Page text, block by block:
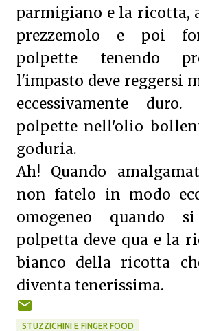
parmigiano e la ricotta,
prezzemolo e poi
polpette tenendo
l'impasto deve reggersi
eccessivamente
polpette nell'olio
goduria.
Ah! Quando
non fatelo in modo
omogeneo quando
polpetta deve qua e la
bianco della ricotta
diventa tenerissima.
STUZZICHINI E FINGER FOOD